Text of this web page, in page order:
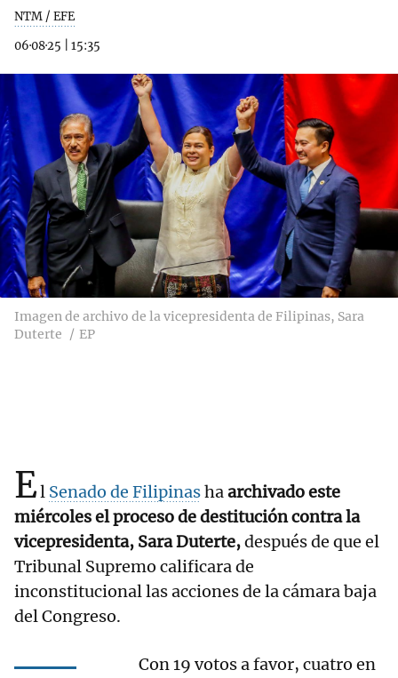
NTM / EFE
06·08·25
15:35
Imagen de archivo de la vicepresidenta de Filipinas, Sara
Duterte
EP
El Senado de Filipinashaarchivado este
miércoles el proceso de destitución contra la
vicepresidenta, Sara Duterte,después de que el
Tribunal Supremo calificara de
inconstitucional las acciones de la cámara baja
del Congreso.
Con 19 votos a favor, cuatro en